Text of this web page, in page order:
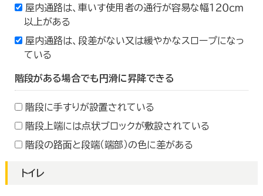
屋内通路は、車いす使用者の通行が容易な幅１２０ｃｍ
以上がある
屋内通路は、段差がない又は緩やかなスロープになっ
ている
階段がある場合でも円滑に昇降できる
階段に手すりが設置されている
階段上端には点状ブロックが敷設されている
階段の路面と段端（端部）の色に差がある
トイレ